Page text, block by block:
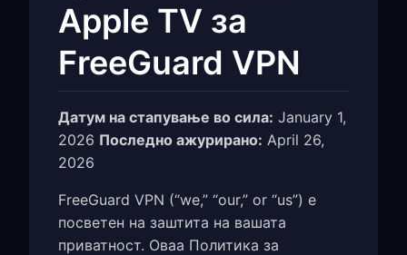
Apple TV за
FreeGuard VPN
Датум на стапување во сила: January 1,
2026 Последно ажурирано: April 26,
2026
FreeGuard VPN (“we,” “our,” or “us”) е
посветен на заштита на вашата
приватност. Оваа Политика за